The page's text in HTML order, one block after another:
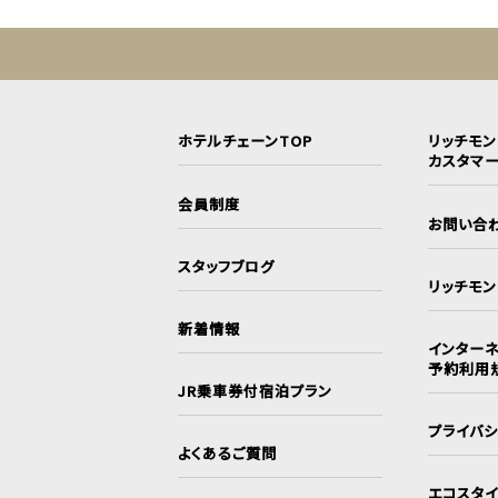
ホテルチェーンTOP
会員制度
スタッフブログ
新着情報
JR乗車券付宿泊プラン
よくあるご質問
リッチモ
カスタマ
お問い合
リッチモ
インター
予約利用
プライバ
エコスタ